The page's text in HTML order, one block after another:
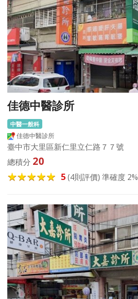
佳德中醫診所
中醫一般科
佳德中醫診所
臺中市大里區新仁里立仁路７７號
總積分 20
5(4則評價) 準確度 2%